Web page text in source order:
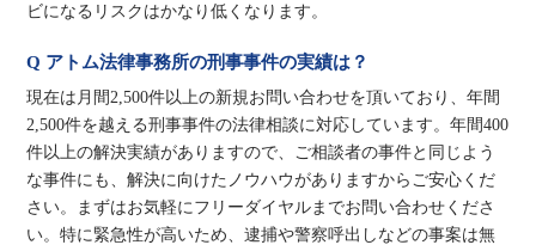
ビになるリスクはかなり低くなります。
Q アトム法律事務所の刑事事件の実績は？
現在は月間2,500件以上の新規お問い合わせを頂いており、年間
2,500件を越える刑事事件の法律相談に対応しています。年間400
件以上の解決実績がありますので、ご相談者の事件と同じよう
な事件にも、解決に向けたノウハウがありますからご安心くだ
さい。まずはお気軽にフリーダイヤルまでお問い合わせくださ
い。特に緊急性が高いため、逮捕や警察呼出しなどの事案は無